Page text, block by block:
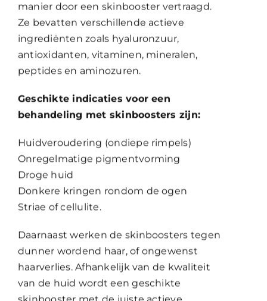
manier door een skinbooster vertraagd.
Ze bevatten verschillende actieve
ingrediënten zoals hyaluronzuur,
antioxidanten, vitaminen, mineralen,
peptides en aminozuren.
Geschikte indicaties voor een
behandeling met skinboosters zijn:
Huidveroudering (ondiepe rimpels)
Onregelmatige pigmentvorming
Droge huid
Donkere kringen rondom de ogen
Striae of cellulite.
Daarnaast werken de skinboosters tegen
dunner wordend haar, of ongewenst
haarverlies. Afhankelijk van de kwaliteit
van de huid wordt een geschikte